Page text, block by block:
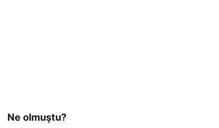
Ne olmuştu?